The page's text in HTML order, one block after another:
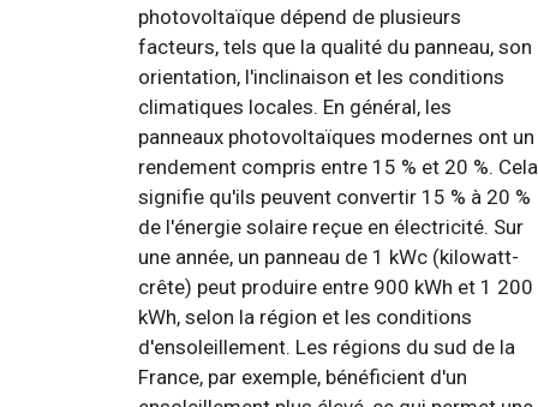
photovoltaïque dépend de plusieurs
facteurs, tels que la qualité du panneau, son
orientation, l'inclinaison et les conditions
climatiques locales. En général, les
panneaux photovoltaïques modernes ont un
rendement compris entre 15 % et 20 %. Cela
signifie qu'ils peuvent convertir 15 % à 20 %
de l'énergie solaire reçue en électricité. Sur
une année, un panneau de 1 kWc (kilowatt-
crête) peut produire entre 900 kWh et 1 200
kWh, selon la région et les conditions
d'ensoleillement. Les régions du sud de la
France, par exemple, bénéficient d'un